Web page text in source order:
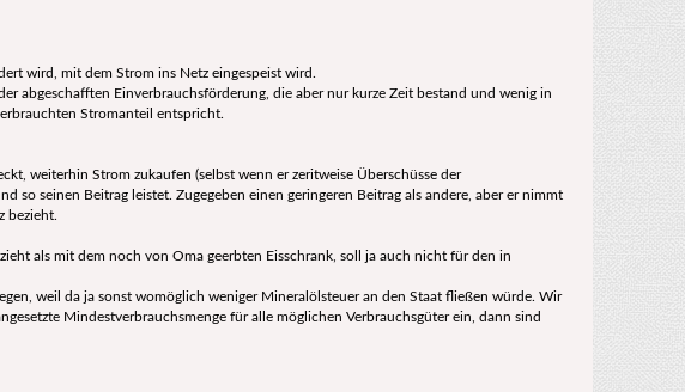
wird, mit dem Strom ins Netz eingespeist wird.
abgeschafften Einverbrauchsförderung, die aber nur kurze Zeit bestand und wenig in
Stromanteil entspricht.
weiterhin Strom zukaufen (selbst wenn er zeritweise Überschüsse der
so seinen Beitrag leistet. Zugegeben einen geringeren Beitrag als andere, aber er nimmt
bezieht.
als mit dem noch von Oma geerbten Eisschrank, soll ja auch nicht für den in
weil da ja sonst womöglich weniger Mineralölsteuer an den Staat fließen würde. Wir
Mindestverbrauchsmenge für alle möglichen Verbrauchsgüter ein, dann sind